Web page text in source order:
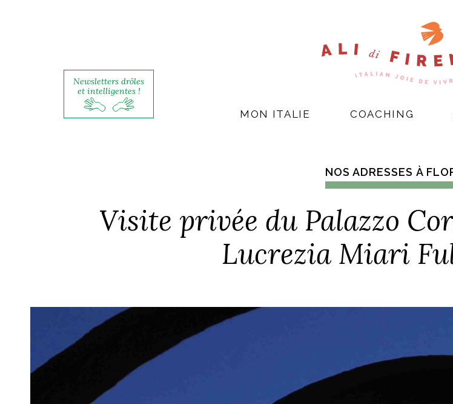
Newsletters drôles
et intelligentes !
MON ITALIE COACHING
NOS ADRESSES À
Visite privée du Palazzo
Lucrezia Miari